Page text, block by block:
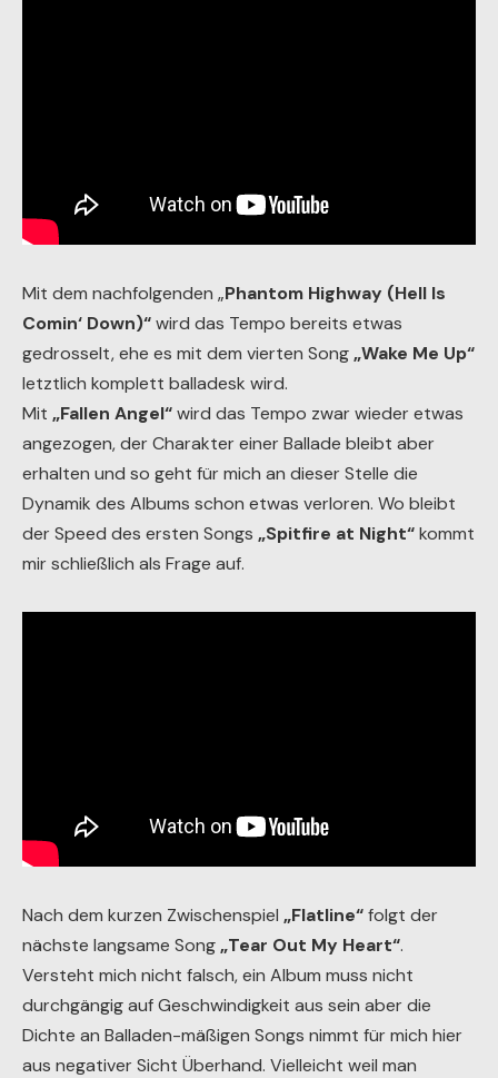
Mit dem nachfolgenden „Phantom Highway (Hell Is
Comin‘ Down)“wird das Tempo bereits etwas
gedrosselt, ehe es mit dem vierten Song „Wake Me Up“
letztlich komplett balladesk wird.
Mit „Fallen Angel“wird das Tempo zwar wieder etwas
angezogen, der Charakter einer Ballade bleibt aber
erhalten und so geht für mich an dieser Stelle die
Dynamik des Albums schon etwas verloren. Wo bleibt
der Speed des ersten Songs „Spitfire at Night“kommt
mir schließlich als Frage auf.
Nach dem kurzen Zwischenspiel „Flatline“folgt der
nächste langsame Song „Tear Out My Heart“.
Versteht mich nicht falsch, ein Album muss nicht
durchgängig auf Geschwindigkeit aus sein aber die
Dichte an Balladen-mäßigen Songs nimmt für mich hier
aus negativer Sicht Überhand. Vielleicht weil man